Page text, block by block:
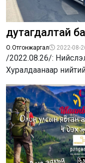
дутагдалтай
О.Отгонжаргал 2022-08-
/2022.08.26/:
Хуралдаанаар